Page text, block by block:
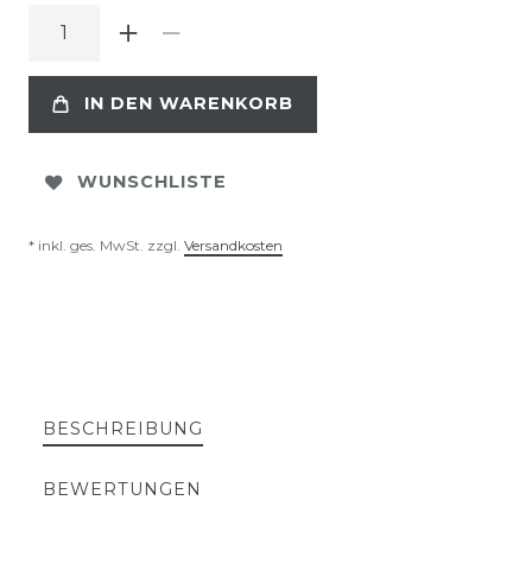
IN DEN WARENKORB
WUNSCHLISTE
* inkl. ges. MwSt. zzgl. Versandkosten
BESCHREIBUNG
BEWERTUNGEN